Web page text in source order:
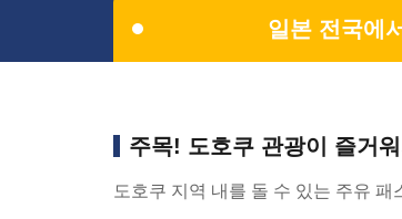
일본 전국에
주목! 도호쿠 관광이 즐거
도호쿠 지역 내를 돌 수 있는 주유